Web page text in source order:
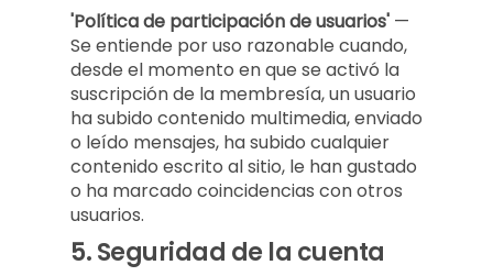
'Política de participación de usuarios' —
Se entiende por uso razonable cuando,
desde el momento en que se activó la
suscripción de la membresía, un usuario
ha subido contenido multimedia, enviado
o leído mensajes, ha subido cualquier
contenido escrito al sitio, le han gustado
o ha marcado coincidencias con otros
usuarios.
5.Seguridad de la cuenta